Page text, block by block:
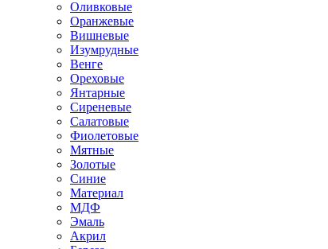
Оливковые
Оранжевые
Вишневые
Изумрудные
Венге
Ореховые
Янтарные
Сиреневые
Салатовые
Фиолетовые
Мятные
Золотые
Синие
Материал
МДФ
Эмаль
Акрил